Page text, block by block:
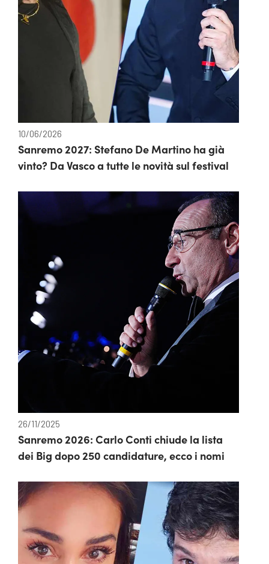
10/06/2026
Sanremo 2027: Stefano De Martino ha già
vinto? Da Vasco a tutte le novità sul festival
26/11/2025
Sanremo 2026: Carlo Conti chiude la lista
dei Big dopo 250 candidature, ecco i nomi